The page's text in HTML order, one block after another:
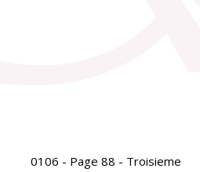
0106 - Page 88 - Troisieme